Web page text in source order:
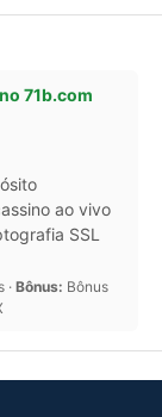
71b.com
ao vivo
SSL
· Bônus: Bônus